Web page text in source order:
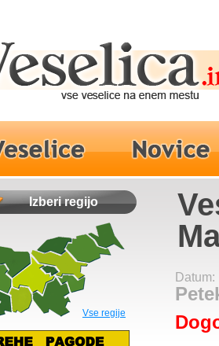
Izberi regijo
Vse regije
Datum: